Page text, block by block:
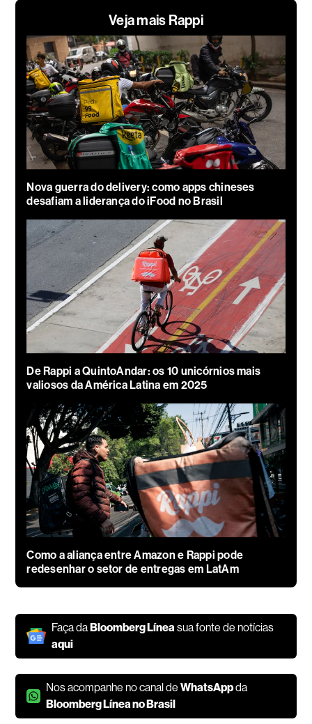
Veja mais Rappi
Nova guerra do delivery: como apps chineses
desafiam a liderança do iFood no Brasil
De Rappi a QuintoAndar: os 10 unicórnios mais
valiosos da América Latina em 2025
Como a aliança entre Amazon e Rappi pode
redesenhar o setor de entregas em LatAm
Faça daBloomberg Línea sua fonte de notícias
aqui
Nos acompanhe no canal deWhatsAppda
Bloomberg Línea no Brasil